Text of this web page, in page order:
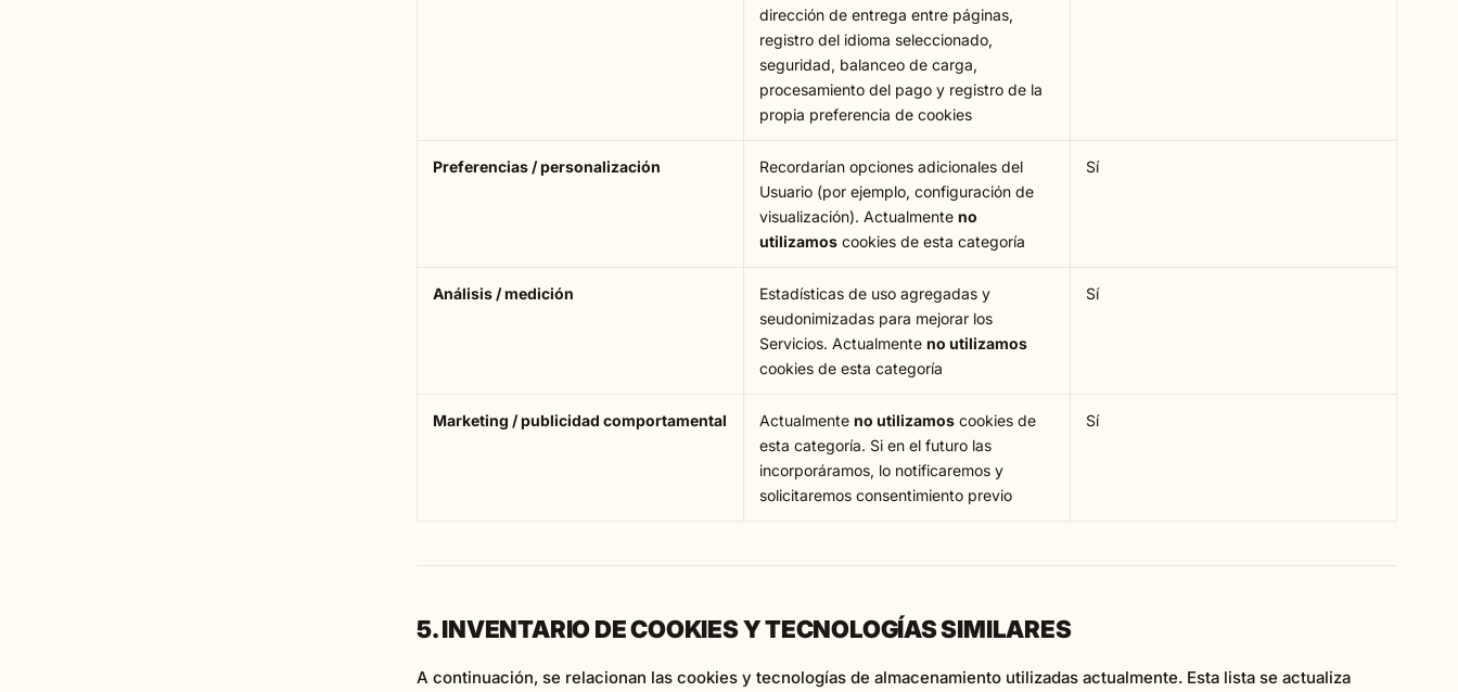
dirección de entrega entre páginas,
registro del idioma seleccionado,
seguridad, balanceo de carga,
procesamiento del pago y registro de la
propia preferencia de cookies
Preferencias / personalización
Recordarían opciones adicionales del
Usuario (por ejemplo, configuración de
visualización). Actualmente no
utilizamos cookies de esta categoría
Sí
Análisis / medición
Estadísticas de uso agregadas y
seudonimizadas para mejorar los
Servicios. Actualmente no utilizamos
cookies de esta categoría
Sí
Marketing / publicidad comportamental Actualmente no utilizamos cookies de
esta categoría. Si en el futuro las
incorporáramos, lo notificaremos y
solicitaremos consentimiento previo
Sí
5. INVENTARIO DE COOKIES Y TECNOLOGÍAS SIMILARES
A continuación, se relacionan las cookies y tecnologías de almacenamiento utilizadas actualmente. Esta lista se actualiza